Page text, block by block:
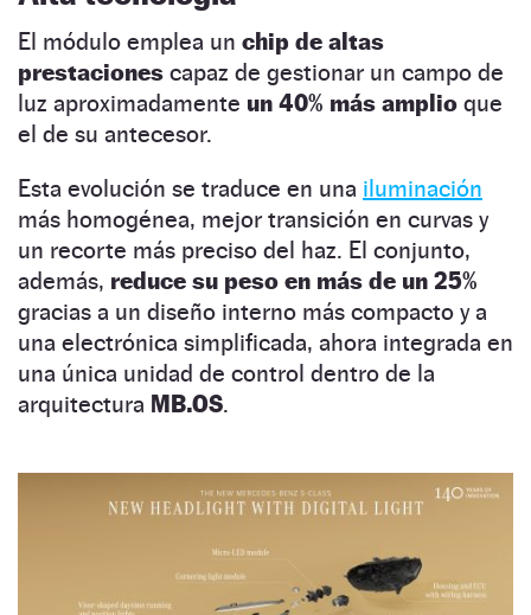
El módulo emplea un chip de altas
prestaciones capaz de gestionar un campo de
luz aproximadamente un 40% más amplio que
el de su antecesor.
Esta evolución se traduce en una iluminación
más homogénea, mejor transición en curvas y
un recorte más preciso del haz. El conjunto,
además, reduce su peso en más de un 25%
gracias a un diseño interno más compacto y a
una electrónica simplificada, ahora integrada en
una única unidad de control dentro de la
arquitectura MB.OS.